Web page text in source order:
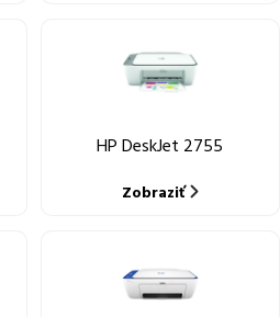
HP DeskJet 2755
Zobraziť